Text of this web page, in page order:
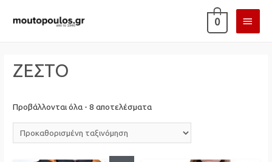
0
ΖΕΣΤΟ
Προβάλλονται όλα - 8 αποτελέσματα